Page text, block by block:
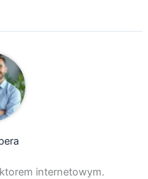
internetowym.